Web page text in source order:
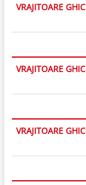
VRAJITOARE
VRAJITOARE
VRAJITOARE